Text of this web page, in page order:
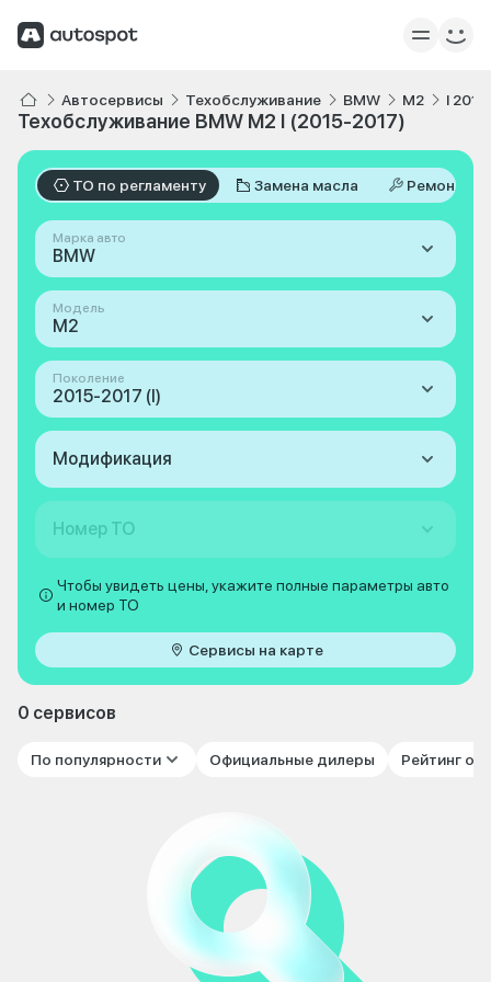
Автосервисы Техобслуживание BMW M2 I
Техобслуживание BMW M2 I (2015-2017)
ТО по регламенту Замена масла Ремонт
Марка авто
BMW
Модель
M2
Поколение
2015-2017 (I)
Модификация
Номер ТО
Чтобы увидеть цены, укажите полные параметры авто
и номер ТО
Сервисы на карте
0 сервисов
По популярности Официальные дилеры Рейтинг